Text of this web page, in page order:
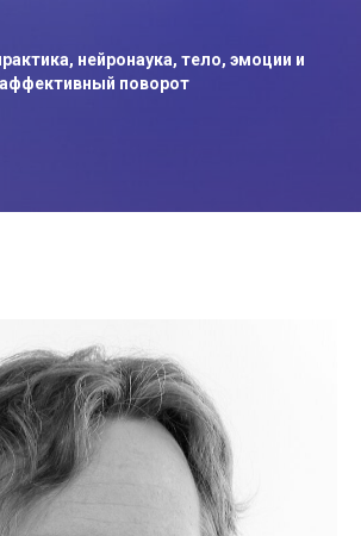
нейронаука, тело, эмоции и
аффективный поворот